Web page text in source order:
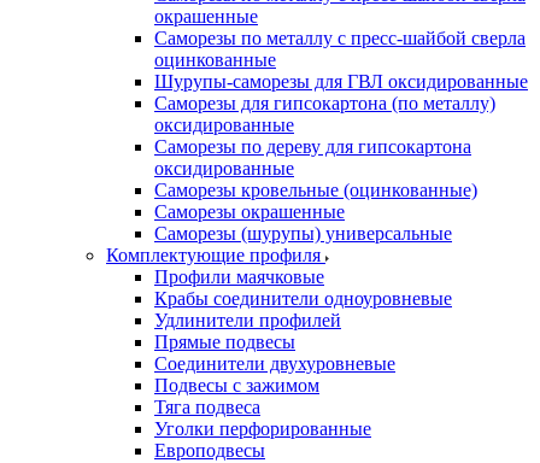
окрашенные
Саморезы по металлу с пресс-шайбой сверла
оцинкованные
Шурупы-саморезы для ГВЛ оксидированные
Саморезы для гипсокартона (по металлу)
оксидированные
Саморезы по дереву для гипсокартона
оксидированные
Саморезы кровельные (оцинкованные)
Саморезы окрашенные
Саморезы (шурупы) универсальные
Комплектующие профиля
Профили маячковые
Крабы соединители одноуровневые
Удлинители профилей
Прямые подвесы
Соединители двухуровневые
Подвесы с зажимом
Тяга подвеса
Уголки перфорированные
Европодвесы